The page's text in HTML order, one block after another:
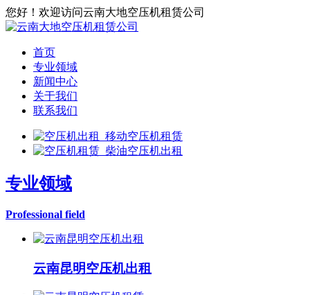
您好！欢迎访问云南大地空压机租赁公司
首页
专业领域
新闻中心
关于我们
联系我们
专业领域
Professional field
云南昆明空压机出租